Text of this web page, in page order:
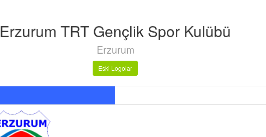
Erzurum TRT Gençlik Spor Kulübü
Erzurum
Eski Logolar